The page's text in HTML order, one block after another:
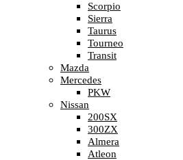
Scorpio
Sierra
Taurus
Tourneo
Transit
Mazda
Mercedes
PKW
Nissan
200SX
300ZX
Almera
Atleon